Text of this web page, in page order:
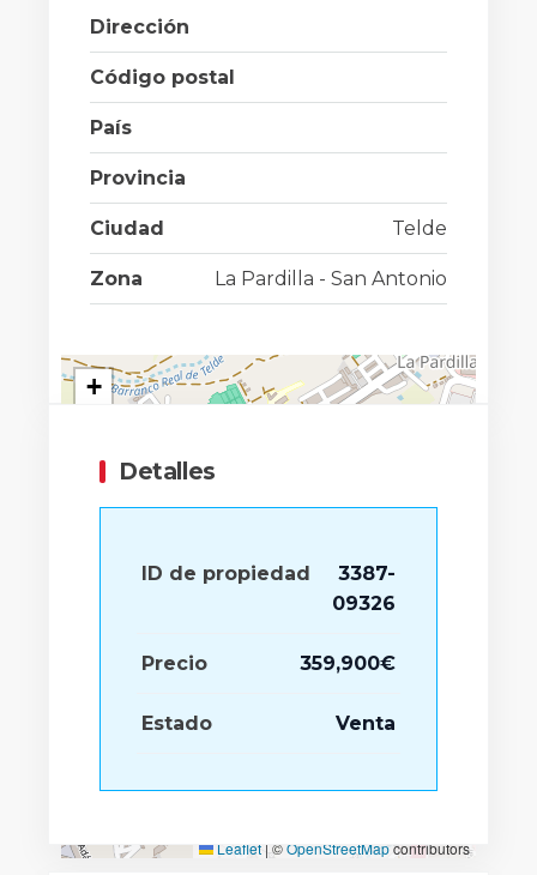
Dirección
Código postal
País
Provincia
Ciudad Telde
Zona La Pardilla - San Antonio
+
Leaflet|©OpenStreetMapcontributors
Detalles
ID de propiedad
3387-
09326
Precio 359,900€
Estado Venta